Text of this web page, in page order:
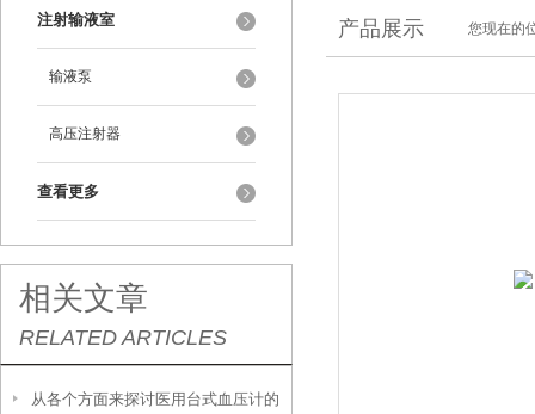
注射输液室
输液泵
高压注射器
查看更多
相关文章
RELATED ARTICLES
从各个方面来探讨医用台式血压计的
产品展示 您现在的